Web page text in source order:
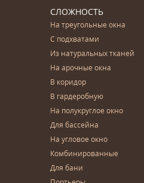
СЛОЖНОСТЬ
На треугольные окна
С подхватами
Из натуральных тканей
На арочные окна
В коридор
В гардеробную
На полукруглое окно
Для бассейна
На угловое окно
Комбинированные
Для бани